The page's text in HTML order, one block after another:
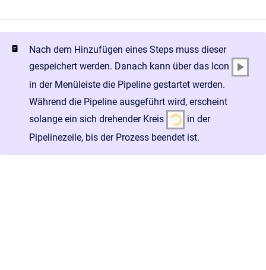
Nach dem Hinzufügen eines Steps muss dieser
gespeichert werden. Danach kann über das Icon
in der Menüleiste die Pipeline gestartet werden.
Während die Pipeline ausgeführt wird, erscheint
solange ein sich drehender Kreis
in der
Pipelinezeile, bis der Prozess beendet ist.